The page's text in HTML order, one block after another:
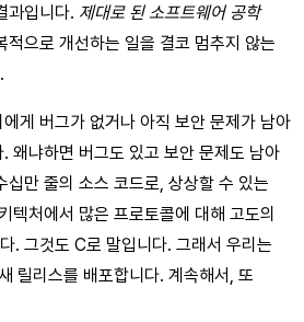
과입니다. 제대로 된 소프트웨어 공학
적으로 개선하는 일을 결코 멈추지 않는
게 버그가 없거나 아직 보안 문제가 남아
왜냐하면 버그도 있고 보안 문제도 남아
십만 줄의 소스 코드로, 상상할 수 있는
텍처에서 많은 프로토콜에 대해 고도의
. 그것도 C로 말입니다. 그래서 우리는
릴리스를 배포합니다. 계속해서, 또